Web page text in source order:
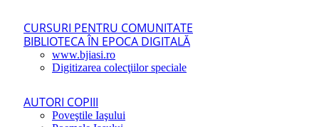
CURSURI PENTRU COMUNITATE
BIBLIOTECA ÎN EPOCA DIGITALĂ
www.bjiasi.ro
Digitizarea colecţiilor speciale
AUTORI COPIII
Poveştile Iaşului